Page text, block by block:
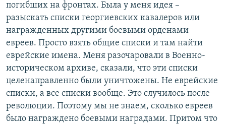
погибших на фронтах. Была у меня идея –
разыскать списки георгиевских кавалеров или
награжденных другими боевыми орденами
евреев. Просто взять общие списки и там найти
еврейские имена. Меня разочаровали в Военно-
историческом архиве, сказали, что эти списки
целенаправленно были уничтожены. Не еврейские
списки, а все списки вообще. Это случилось после
революции. Поэтому мы не знаем, сколько евреев
было награждено боевыми наградами. Притом что